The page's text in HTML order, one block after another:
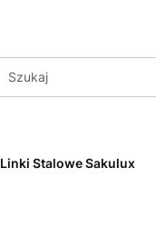
Linki Stalowe Sakulux